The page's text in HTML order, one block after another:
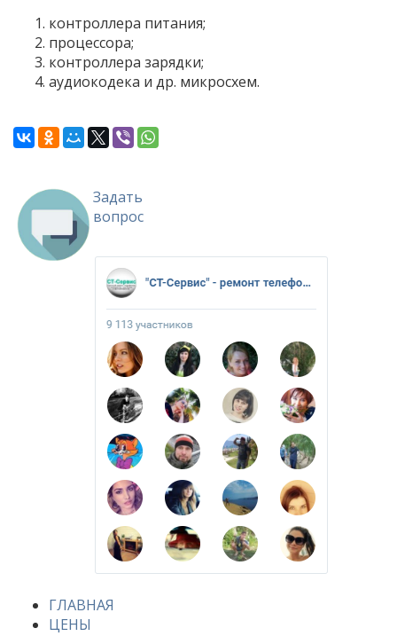
контроллера питания;
процессора;
контроллера зарядки;
аудиокодека и др. микросхем.
Задать
вопрос
ГЛАВНАЯ
ЦЕНЫ